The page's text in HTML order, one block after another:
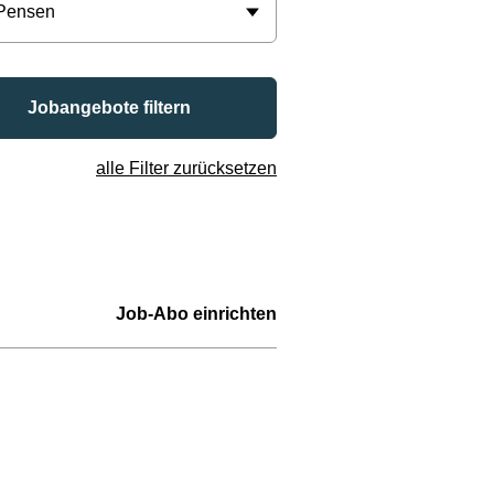
Jobangebote filtern
alle Filter zurücksetzen
Job-Abo einrichten